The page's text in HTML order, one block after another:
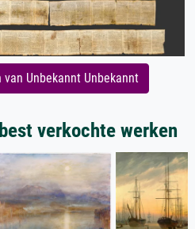
van Unbekannt Unbekannt
verkochte werken